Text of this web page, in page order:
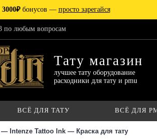
3000₽бонусов — просто зарегайся
по любым вопросам
Тату магазин
лучшее тату оборудование
расходники для тату и pmu
ВСЁ ДЛЯ ТАТУ ВСЁ ДЛЯ
Intenze Tattoo Ink — Краска для тату